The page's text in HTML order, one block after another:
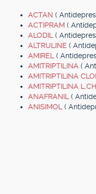
ACTAN (
ACTIPRAM (
ALODIL (
ALTRULINE (
AMIREL (
AMITRIPTILINA (
AMITRIPTILINA
AMITRIPTILINA L.CH.
ANAFRANIL (
ANISIMOL (